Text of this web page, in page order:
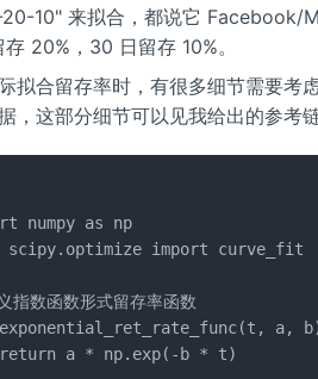
10" 来拟合，都说它
20%，30 日留存 10%。
拟合留存率时，有很多细节需要考
，这部分细节可以见我给出的参考
numpy as np
scipy.optimize import curve_fit
指数函数形式留存率函数
a,
a * np.exp(-b * t)